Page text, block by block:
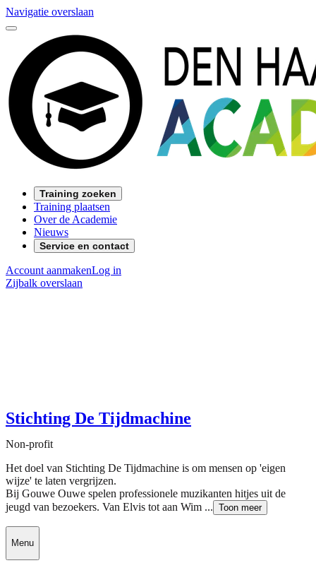
Navigatie overslaan
Training zoeken
Training plaatsen
Over de Academie
Nieuws
Service en contact
Account aanmakenLog in
Zijbalk overslaan
Stichting De Tijdmachine
Non-profit
Het doel van Stichting De Tijdmachine is om mensen op 'eigen
wijze' te laten vergrijzen.
Bij Gouwe Ouwe spelen professionele muzikanten hitjes uit de
jeugd van bezoekers. Van Elvis tot aan Wim ... Toon meer
Menu